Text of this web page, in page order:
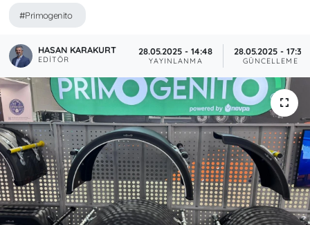
#Primogenito
HASAN KARAKURT
EDITÖR
28.05.2025 - 14:48
YAYINLANMA
28.05.2025 - 17:33
GÜNCELLEME